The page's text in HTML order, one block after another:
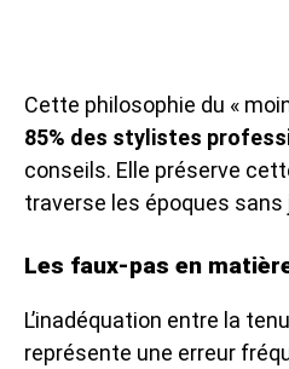
Cette philosophie du «
85% des stylistes
conseils. Elle préserve
traverse les époques
Les faux-pas en
L’inadéquation entre la
représente une erreur